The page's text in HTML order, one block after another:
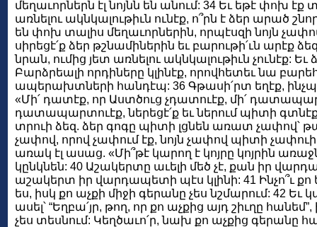
մեղաւորներն էլ նոյնն են անում: 34 Եւ եթէ փոխ էք
առնելու ակնկալութիւն ունէք, ո՞րն է ձեր արած
են փոխ տալիս մեղաւորներին, որպէսզի նոյն
սիրեցէ՛ք ձեր թշնամիներին եւ բարութի՛ւն արէք
նրան, ումից յետ առնելու ակնկալութիւն չունէք:
Բարձրեալի որդիները կլինէք, որովհետեւ նա
ապերախտների հանդէպ: 36 Գթասի՛րտ եղէք,
«Մի՛ դատէք, որ Աստծուց չդատուէք, մի՛
դատապարտուէք, ներեցէ՛ք եւ ներում պիտի
տրուի ձեզ. ձեր գոգը պիտի լցնեն առատ չափով՝
չափով, որով չափում էք, նոյն չափով պիտի
առակ էլ ասաց. «Մի՞թէ կարող է կոյրը կոյրին
կընկնեն: 40 Աշակերտը աւելի մեծ չէ, քան իր
աշակերտ իր վարդապետի պէս կլինի: 41 Ինչո՞ւ քո
ես, իսկ քո աչքի միջի գերանը չես նշմարում: 42 Եւ
ասել՝ “Եղբա՛յր, թող, որ քո աչքից այդ շիւղը
չես տեսնում: Կեղծաւո՛ր, նախ քո աչքից գերանը